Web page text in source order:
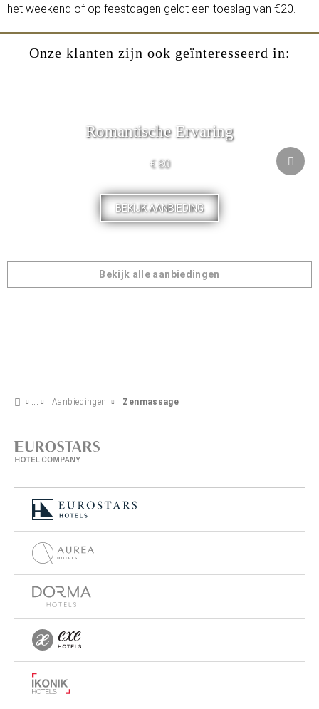
het weekend of op feestdagen geldt een toeslag van €20.
Onze klanten zijn ook geïnteresseerd in:
Romantische Ervaring
€ 80
BEKIJK AANBIEDING
Bekijk alle aanbiedingen
Aanbiedingen Zenmassage